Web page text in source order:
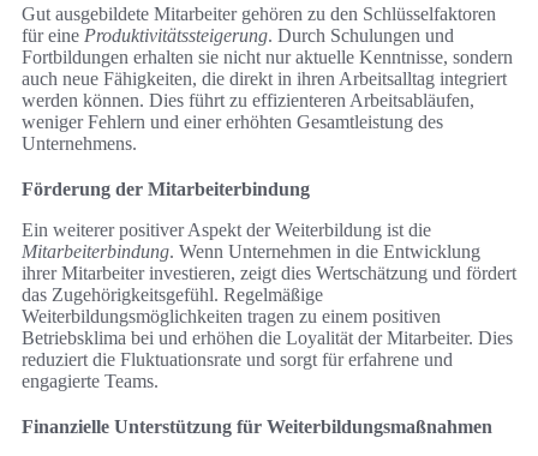
Gut ausgebildete Mitarbeiter gehören zu den Schlüsselfaktoren
für eine Produktivitätssteigerung. Durch Schulungen und
Fortbildungen erhalten sie nicht nur aktuelle Kenntnisse, sondern
auch neue Fähigkeiten, die direkt in ihren Arbeitsalltag integriert
werden können. Dies führt zu effizienteren Arbeitsabläufen,
weniger Fehlern und einer erhöhten Gesamtleistung des
Unternehmens.
Förderung der Mitarbeiterbindung
Ein weiterer positiver Aspekt der Weiterbildung ist die
Mitarbeiterbindung. Wenn Unternehmen in die Entwicklung
ihrer Mitarbeiter investieren, zeigt dies Wertschätzung und fördert
das Zugehörigkeitsgefühl. Regelmäßige
Weiterbildungsmöglichkeiten tragen zu einem positiven
Betriebsklima bei und erhöhen die Loyalität der Mitarbeiter. Dies
reduziert die Fluktuationsrate und sorgt für erfahrene und
engagierte Teams.
Finanzielle Unterstützung für Weiterbildungsmaßnahmen